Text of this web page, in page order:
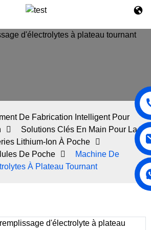
De Fabrication Intelligent Pour
Solutions Clés En Main Pour La
Lithium-Ion À Poche
De Poche
Machine De
À Plateau Tournant